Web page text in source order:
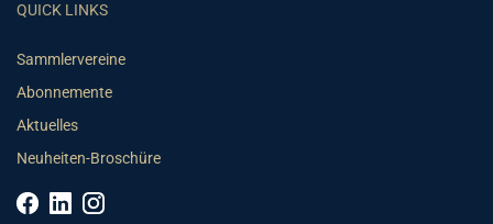
QUICK LINKS
Sammlervereine
Abonnemente
Aktuelles
Neuheiten-Broschüre